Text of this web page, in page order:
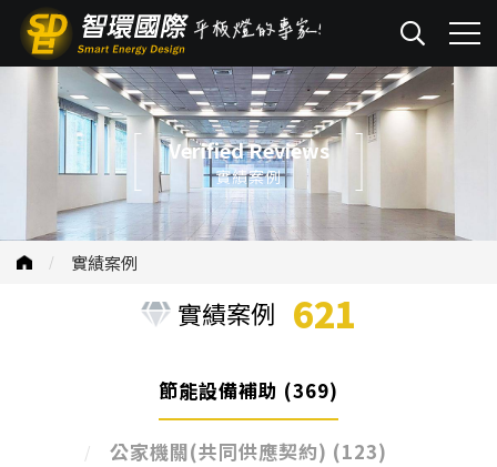
Verified Reviews
實績案例
實績案例
實績案例 621
節能設備補助 (369)
公家機關(共同供應契約) (123)